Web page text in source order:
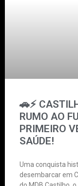
🚗⚡
RUMO AO
PRIMEIRO
SAÚDE!
Uma conquista
desembarcar em